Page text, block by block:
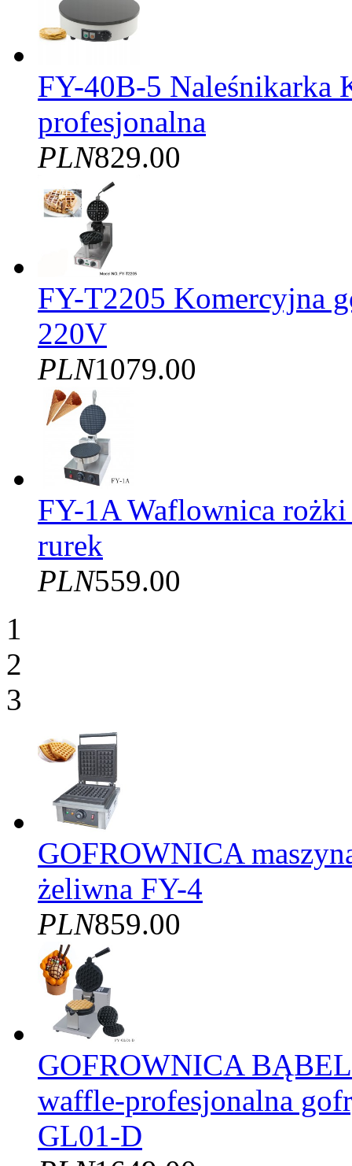
FY-40B-5 Naleśnikarka
profesjonalna
PLN829.00
FY-T2205 Komercyjna
220V
PLN1079.00
FY-1A Waflownica
rurek
PLN559.00
1
2
3
GOFROWNICA
żeliwna FY-4
PLN859.00
GOFROWNICA
waffle-profesjonalna
GL01-D